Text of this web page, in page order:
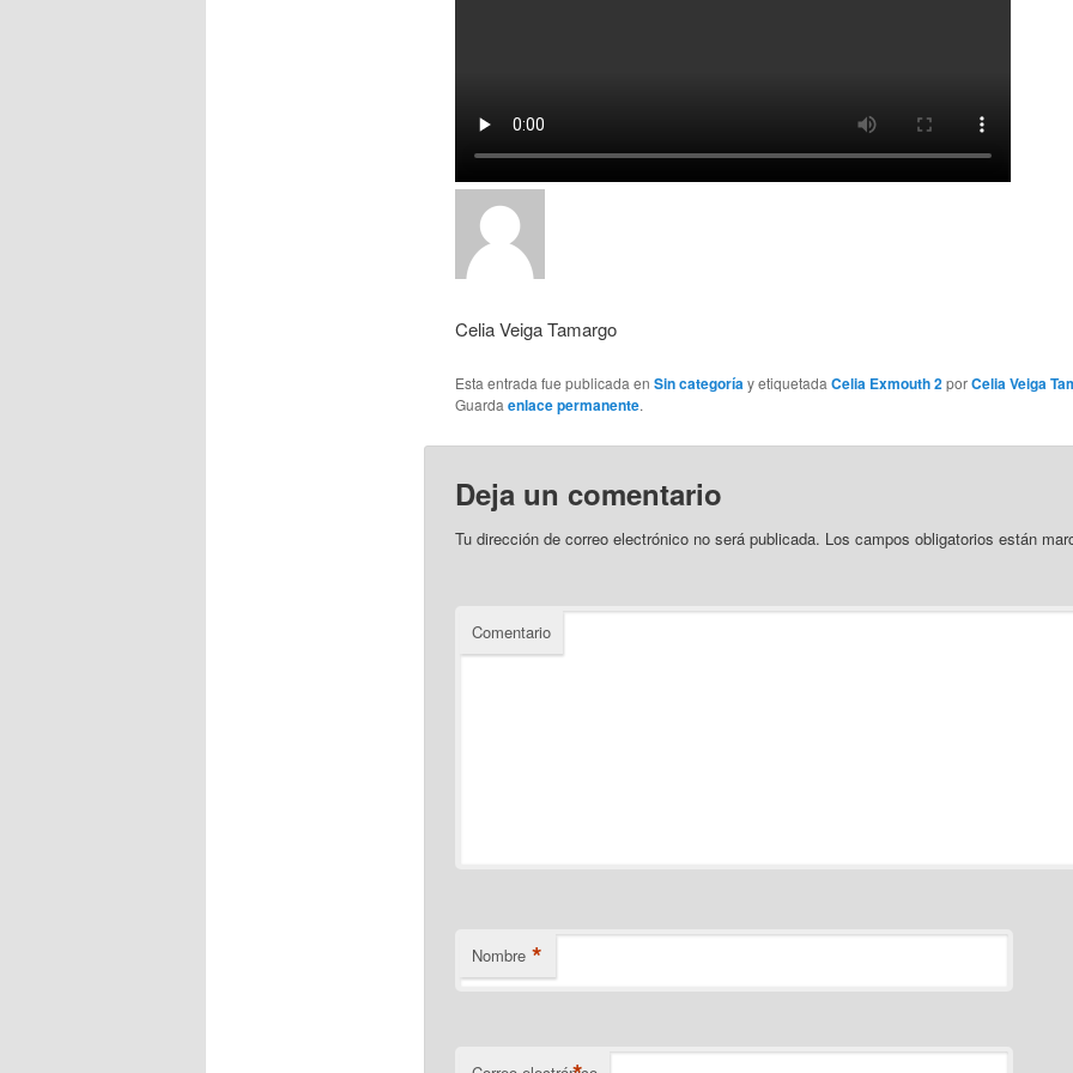
Celia Veiga Tamargo
Esta entrada fue publicada en Sin categoríay etiquetada Celia Exmouth 2porCelia Veiga
Guarda enlace permanente.
Deja un comentario
Tu dirección de correo electrónico no será publicada. Los campos obligatorios están
Comentario
Nombre *